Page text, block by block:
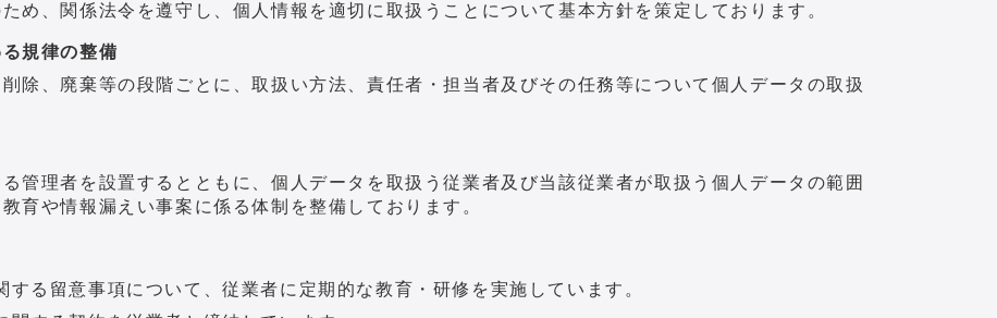
め、関係法令を遵守し、個人情報を適切に取扱うことについて基本方針を策定しております。
規律の整備
除、廃棄等の段階ごとに、取扱い方法、責任者・担当者及びその任務等について個人データの取扱
管理者を設置するとともに、個人データを取扱う従業者及び当該従業者が取扱う個人データの範囲
育や情報漏えい事案に係る体制を整備しております。
る留意事項について、従業者に定期的な教育・研修を実施しています。